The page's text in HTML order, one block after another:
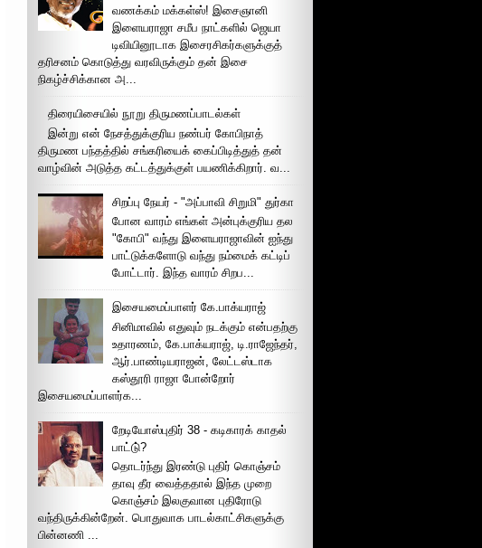
வணக்கம் மக்கள்ஸ்! இசைஞானி
இளையராஜா சமீப நாட்களில் ஜெயா
டிவியினூடாக இசைரசிகர்களுக்குத்
தரிசனம் கொடுத்து வரவிருக்கும் தன் இசை
நிகழ்ச்சிக்கான அ...
திரையிசையில் நூறு திருமணப்பாடல்கள்
இன்று என் நேசத்துக்குரிய நண்பர் கோபிநாத்
திருமண பந்தத்தில் சங்கரியைக் கைப்பிடித்துத் தன்
வாழ்வின் அடுத்த கட்டத்துக்குள் பயணிக்கிறார். வ...
சிறப்பு நேயர் - "அப்பாவி சிறுமி" துர்கா
போன வாரம் எங்கள் அன்புக்குரிய தல
"கோபி" வந்து இளையராஜாவின் ஐந்து
பாட்டுக்களோடு வந்து நம்மைக் கட்டிப்
போட்டார். இந்த வாரம் சிறப...
இசையமைப்பாளர் கே.பாக்யராஜ்
சினிமாவில் எதுவும் நடக்கும் என்பதற்கு
உதாரணம், கே.பாக்யராஜ், டி.ராஜேந்தர்,
ஆர்.பாண்டியராஜன், லேட்டஸ்டாக
கஸ்தூரி ராஜா போன்றோர்
இசையமைப்பாளர்க...
றேடியோஸ்புதிர் 38 - கடிகாரக் காதல்
பாட்டு்?
தொடர்ந்து இரண்டு புதிர் கொஞ்சம்
தாவு தீர வைத்ததால் இந்த முறை
கொஞ்சம் இலகுவான புதிரோடு
வந்திருக்கின்றேன். பொதுவாக பாடல்காட்சிகளுக்கு
பின்னணி ...